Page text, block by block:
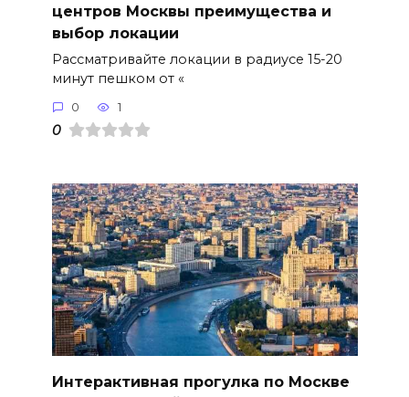
центров Москвы преимущества и
выбор локации
Рассматривайте локации в радиусе 15-20
минут пешком от «
0 1
0
Интерактивная прогулка по Москве